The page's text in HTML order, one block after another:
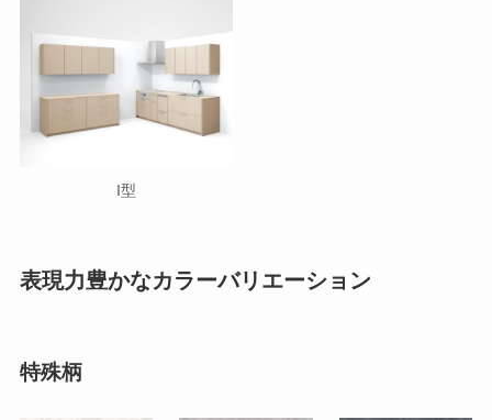
I型
表現力豊かなカラーバリエーション
特殊柄